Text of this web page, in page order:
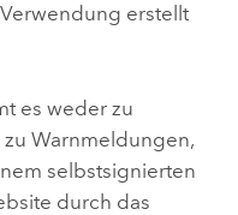
erstellt
es weder zu
Warnmeldungen,
selbstsignierten
durch das